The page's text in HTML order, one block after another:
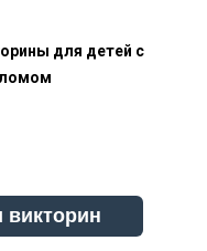
для детей с